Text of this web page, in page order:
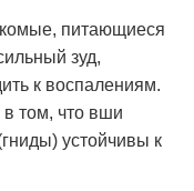
питающиеся
зуд,
к воспалениям.
в том, что вши
устойчивы к